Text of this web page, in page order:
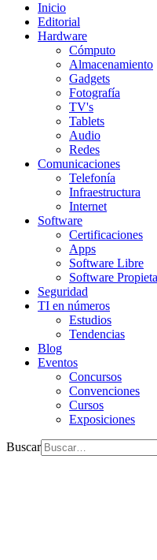
Inicio
Editorial
Hardware
Cómputo
Almacenamiento
Gadgets
Fotografía
TV's
Tablets
Audio
Redes
Comunicaciones
Telefonía
Infraestructura
Internet
Software
Certificaciones
Apps
Software Libre
Software
Seguridad
TI en números
Estudios
Tendencias
Blog
Eventos
Concursos
Convenciones
Cursos
Exposiciones
Buscar